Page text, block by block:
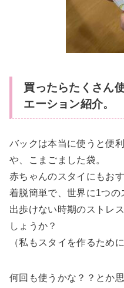
買ったらたくさん
エーション紹介。
バックは本当に使うと便
や、こまごました袋。
赤ちゃんのスタイにもおす
着脱簡単で、世界に1つ
出歩けない時期のストレ
しょうか？
（私もスタイを作るため
何回も使うかな？？とか